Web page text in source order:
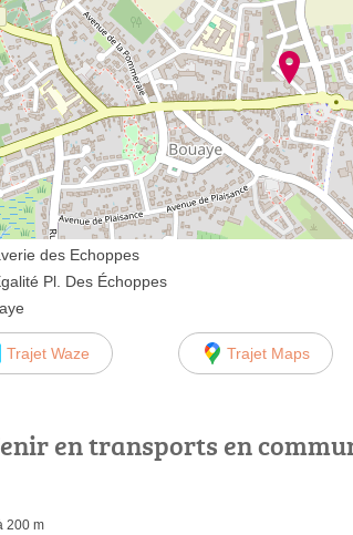
des Echoppes
Pl. Des Échoppes
Trajet Waze Trajet Maps
en transports en
200 m